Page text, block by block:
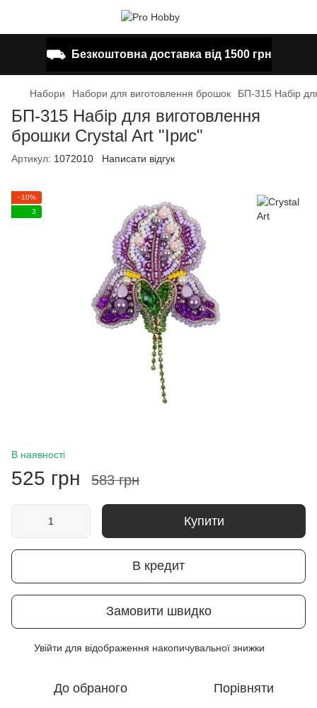
⛟ Безкоштовна доставка від 1500 грн
Набори Набори для виготовлення брошок БП-315 Набір
БП-315 Набір для виготовлення
брошки Crystal Art "Ірис"
Артикул: 1072010 Написати відгук
−10%
3
В наявності
525 грн 583 грн
Купити
В кредит
Замовити швидко
Увійти для відображення накопичувальної знижки
До обраного Порівняти